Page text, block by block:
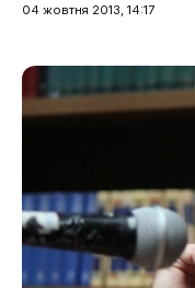
04 жовтня 2013, 14:17